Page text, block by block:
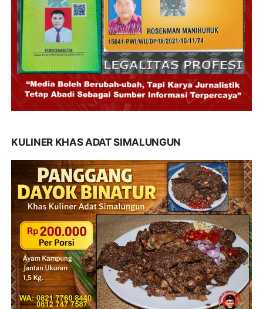
KULINER KHAS ADAT SIMALUNGUN